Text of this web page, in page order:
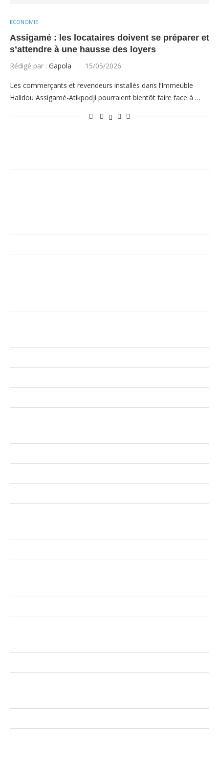
ECONOMIE
Assigamé : les locataires doivent se préparer et
s’attendre à une hausse des loyers
Rédigé par : Gapola 15/05/2026
Les commerçants et revendeurs installés dans l’Immeuble
Halidou Assigamé-Atikpodji pourraient bientôt faire face à …